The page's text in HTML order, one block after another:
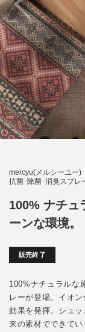
mercyu(メルシーユー)
抗菌･除菌･消臭スプ
100% ナチュ
ーンな環境。
販売終了
100%ナチュラルな
レーが登場。イオ
効果を発揮。シュ
来の素材でできて